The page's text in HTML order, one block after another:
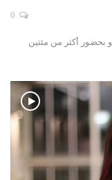
و بحضور أكثر من مئتين